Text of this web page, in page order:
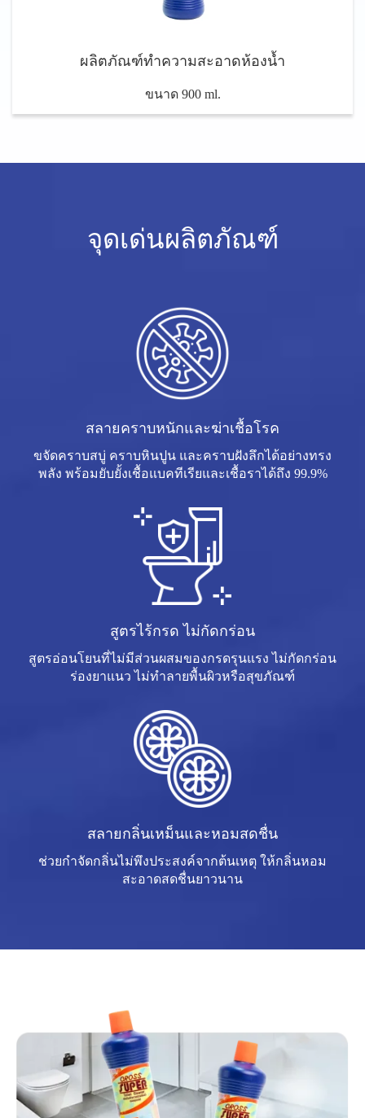
ผลิตภัณฑ์ทำความสะอาดห้องน้ำ
ขนาด 900 ml.
จุดเด่นผลิตภัณฑ์
สลายคราบหนักและฆ่าเชื้อโรค
ขจัดคราบสบู่ คราบหินปูน และคราบฝังลึกได้อย่างทรง
พลัง พร้อมยับยั้งเชื้อแบคทีเรียและเชื้อราได้ถึง 99.9%
สูตรไร้กรด ไม่กัดกร่อน
สูตรอ่อนโยนที่ไม่มีส่วนผสมของกรดรุนแรง ไม่กัดกร่อน
ร่องยาแนว ไม่ทำลายพื้นผิวหรือสุขภัณฑ์
สลายกลิ่นเหม็นและหอมสดชื่น
ช่วยกำจัดกลิ่นไม่พึงประสงค์จากต้นเหตุ ให้กลิ่นหอม
สะอาดสดชื่นยาวนาน